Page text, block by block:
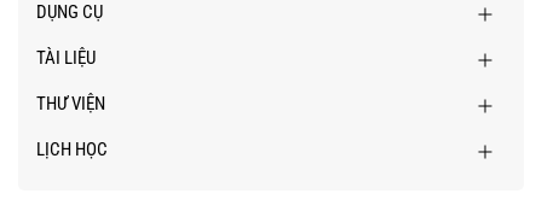
DỤNG CỤ
TÀI LIỆU
THƯ VIỆN
LỊCH HỌC